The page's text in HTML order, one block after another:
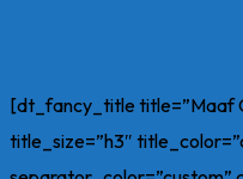
[dt_fancy_title title=”Maaf
title_size=”h3″